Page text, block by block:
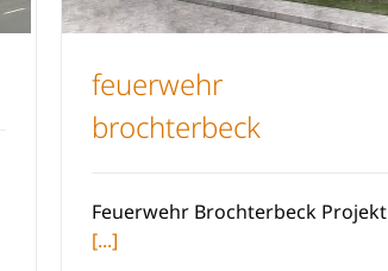
feuerwehr
brochterbeck
Feuerwehr Brochterbeck Projekt
[...]